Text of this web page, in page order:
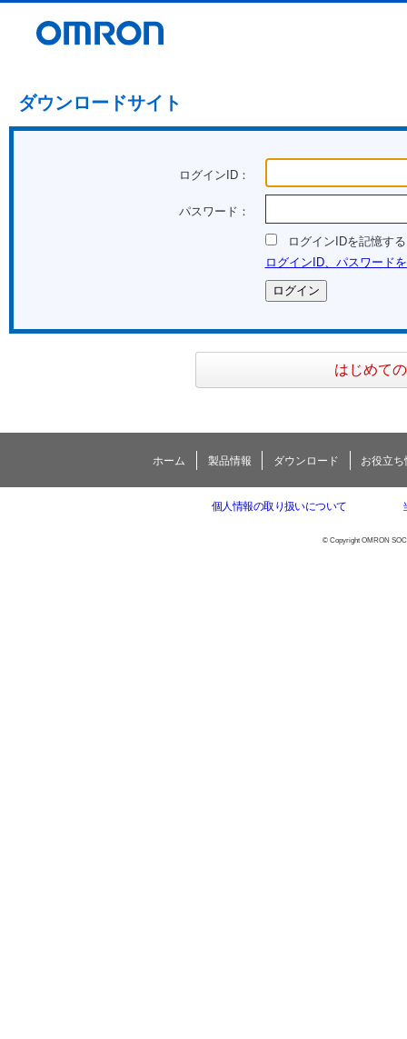
ダウンロードサイト
ログインID：
パスワード：
ログインIDを記憶する
ログインID、パスワード
はじめて
ホーム 製品情報 ダウンロード お役立ち
個人情報の取り扱いについて
© Copyright OMRON